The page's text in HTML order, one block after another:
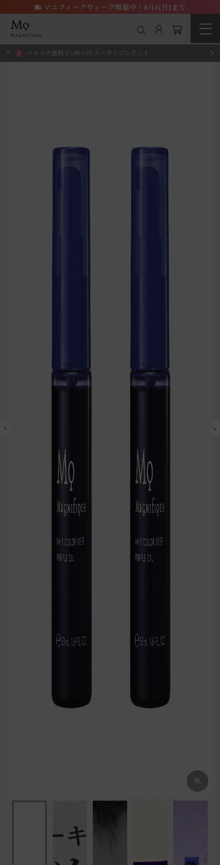
メルマガ登録で10%OFFクーポンプレゼント
マニフィークウィーク開催中！8/16(日)まで